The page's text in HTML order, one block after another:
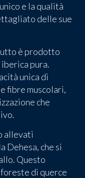
e la qualità
delle sue
è prodotto
pura.
unica di
fibre muscolari,
che
allevati
Dehesa, che si
Questo
di querce